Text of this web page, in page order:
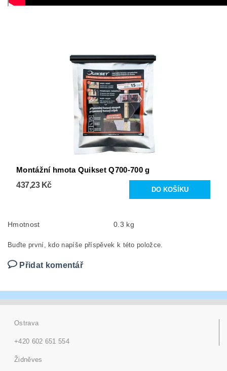
Montážní hmota Quikset Q700-700 g
437,23 Kč
Hmotnost 0.3 kg
Buďte první, kdo napíše příspěvek k této položce.
Přidat komentář
Ostrava
+420 602 651 554
Židněves